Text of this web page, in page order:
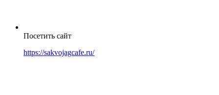
Посетить сайт
https://sakvojagcafe.ru/